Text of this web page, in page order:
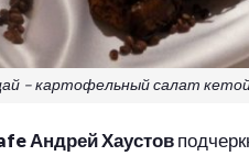
– картофельный салат
Андрей Хаустов